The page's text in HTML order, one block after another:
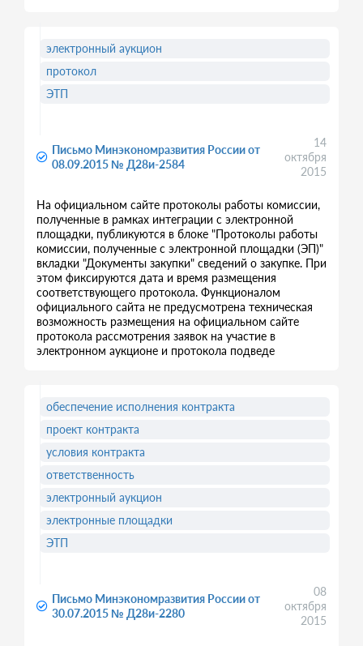
Письмо Минэкономразвития России от
08.09.2015 № Д28и-2584
14
октября
2015
На официальном сайте протоколы работы комиссии,
полученные в рамках интеграции с электронной
площадки, публикуются в блоке "Протоколы работы
комиссии, полученные с электронной площадки (ЭП)"
вкладки "Документы закупки" сведений о закупке. При
этом фиксируются дата и время размещения
соответствующего протокола. Функционалом
официального сайта не предусмотрена техническая
возможность размещения на официальном сайте
протокола рассмотрения заявок на участие в
электронном аукционе и протокола подведе
электронный аукцион
протокол
ЭТП
Письмо Минэкономразвития России от
30.07.2015 № Д28и-2280
08
октября
2015
обеспечение исполнения контракта
проект контракта
условия контракта
ответственность
электронный аукцион
электронные площадки
ЭТП